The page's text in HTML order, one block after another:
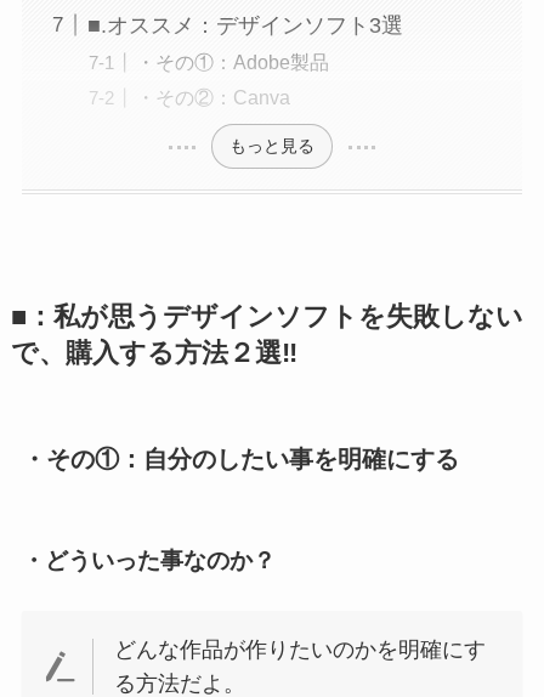
■.オススメ：デザインソフト3選
・その①：Adobe製品
・その②：Canva
もっと見る
■：私が思うデザインソフトを失敗しない
で、購入する方法２選‼
・その①：自分のしたい事を明確にする
・どういった事なのか？
どんな作品が作りたいのかを明確にす
る方法だよ。